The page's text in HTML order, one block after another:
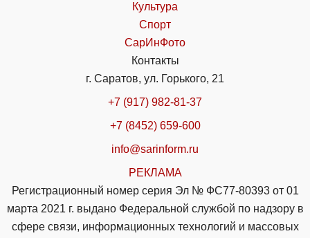
Культура
Спорт
СарИнФото
Контакты
г. Саратов, ул. Горького, 21
+7 (917) 982-81-37
+7 (8452) 659-600
info@sarinform.ru
РЕКЛАМА
Регистрационный номер серия Эл № ФС77-80393 от 01
марта 2021 г. выдано Федеральной службой по надзору в
сфере связи, информационных технологий и массовых